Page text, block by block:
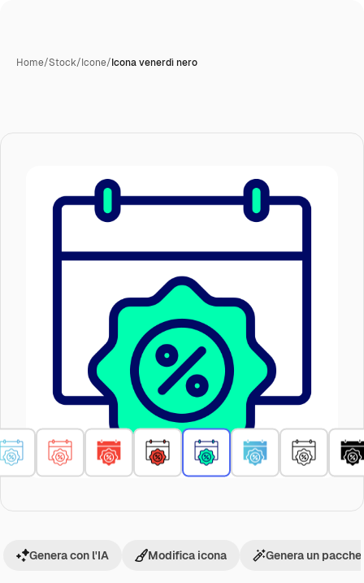
Home/Stock/Icone/Icona venerdì nero
Genera con l'IA Modifica icona Genera un